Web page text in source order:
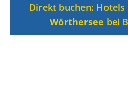
Direkt buchen: Hotels
Wörthersee bei